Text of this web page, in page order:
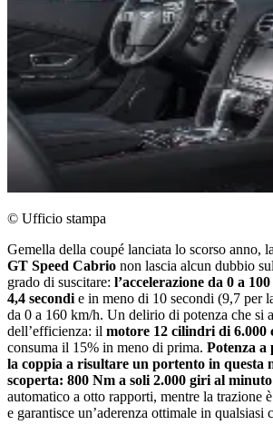
© Ufficio stampa
Gemella della coupé lanciata lo scorso anno,
GT Speed Cabrio non lascia alcun dubbio
grado di suscitare: l’accelerazione da 0 a
4,4 secondi e in meno di 10 secondi (9,7 per
da 0 a 160 km/h. Un delirio di potenza che si
dell’efficienza: il motore 12 cilindri di 6.000
consuma il 15% in meno di prima. Potenza a
la coppia a risultare un portento in questa
scoperta: 800 Nm a soli 2.000 giri al minuto
automatico a otto rapporti, mentre la trazione
e garantisce un’aderenza ottimale in qualsiasi